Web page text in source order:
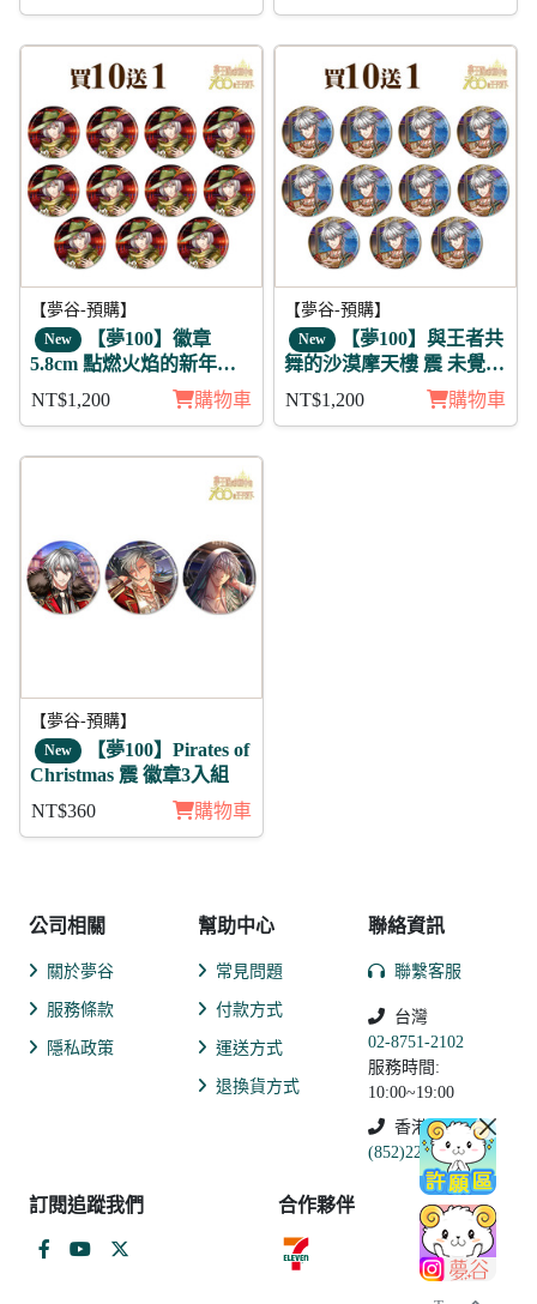
【夢谷-預購】
New 【夢100】徽章
5.8cm 點燃火焰的新年參
NT$1,200 購物車
【夢谷-預購】
New 【夢100】與王者共
舞的沙漠摩天樓 震 未覺
NT$1,200 購物車
【夢谷-預購】
New 【夢100】Pirates of
Christmas 震 徽章3入組
NT$360
購物車
公司相關
關於夢谷
服務條款
隱私政策
幫助中心
常見問題
付款方式
運送方式
退換貨方式
聯絡資訊
聯繫客服
台灣
02-8751-2102
服務時間:
10:00~19:00
香港
(852)2250-9311
訂閱追蹤我們 合作夥伴